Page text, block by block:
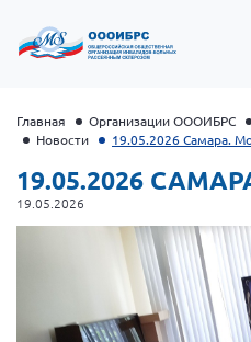
Главная Организации ОООИБРС
Новости
19.05.2026 Самара.
19.05.2026
19.05.2026